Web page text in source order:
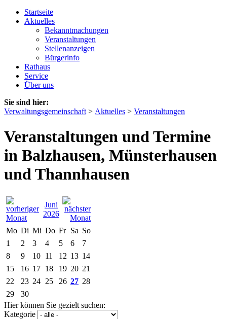
Startseite
Aktuelles
Bekanntmachungen
Veranstaltungen
Stellenanzeigen
Bürgerinfo
Rathaus
Service
Über uns
Sie sind hier:
Verwaltungsgemeinschaft > Aktuelles > Veranstaltungen
Veranstaltungen und Termine
in Balzhausen, Münsterhausen
und Thannhausen
Juni
2026
Mo Di Mi Do Fr Sa So
1
2 3 4 5 6
7
8
9 10 11 12 13 14
15
16 17 18 19 20 21
22
23 24 25 26 27 28
29
30
Hier können Sie gezielt suchen:
Kategorie